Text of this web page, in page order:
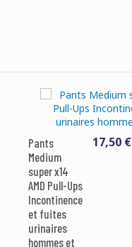
Pants
Medium
super x14
AMD Pull-Ups
Incontinence
et fuites
urinaires
hommes et
17,50 €